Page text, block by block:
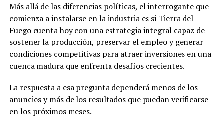
Más allá de las diferencias políticas, el interrogante que
comienza a instalarse en la industria es si Tierra del
Fuego cuenta hoy con una estrategia integral capaz de
sostener la producción, preservar el empleo y generar
condiciones competitivas para atraer inversiones en una
cuenca madura que enfrenta desafíos crecientes.
La respuesta a esa pregunta dependerá menos de los
anuncios y más de los resultados que puedan verificarse
en los próximos meses.